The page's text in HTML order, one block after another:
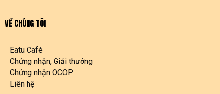
VỀ CHÚNG TÔI
Eatu Café
Chứng nhận, Giải thưởng
Chứng nhận OCOP
Liên hệ